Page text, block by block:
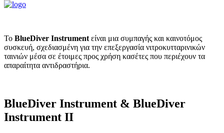
Το BlueDiver Instrument είναι μια συμπαγής και καινοτόμος
συσκευή, σχεδιασμένη για την επεξεργασία νιτροκυτταρινικών
ταινιών μέσα σε έτοιμες προς χρήση κασέτες που περιέχουν τα
απαραίτητα αντιδραστήρια.
BlueDiver Instrument & BlueDiver
Instrument II